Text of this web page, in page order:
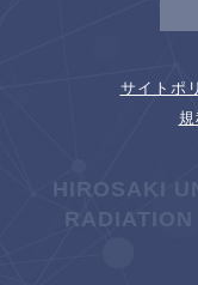
サイトポ
HIROSAKI